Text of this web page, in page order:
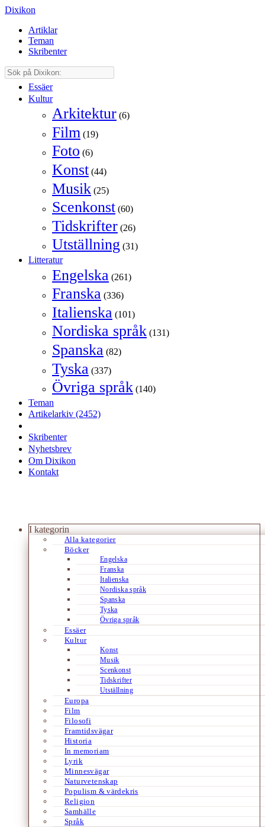
Dixikon
Artiklar
Teman
Skribenter
Essäer
Kultur
Arkitektur (6)
Film (19)
Foto (6)
Konst (44)
Musik (25)
Scenkonst (60)
Tidskrifter (26)
Utställning (31)
Litteratur
Engelska (261)
Franska (336)
Italienska (101)
Nordiska språk (131)
Spanska (82)
Tyska (337)
Övriga språk (140)
Teman
Artikelarkiv (2452)
Skribenter
Nyhetsbrev
Om Dixikon
Kontakt
I kategorin
Alla kategorier
Böcker
Engelska
Franska
Italienska
Nordiska språk
Spanska
Tyska
Övriga språk
Essäer
Kultur
Konst
Musik
Scenkonst
Tidskrifter
Utställning
Europa
Film
Filosofi
Framtidsvägar
Historia
In memoriam
Lyrik
Minnesvägar
Naturvetenskap
Populism & värdekris
Religion
Samhälle
Språk